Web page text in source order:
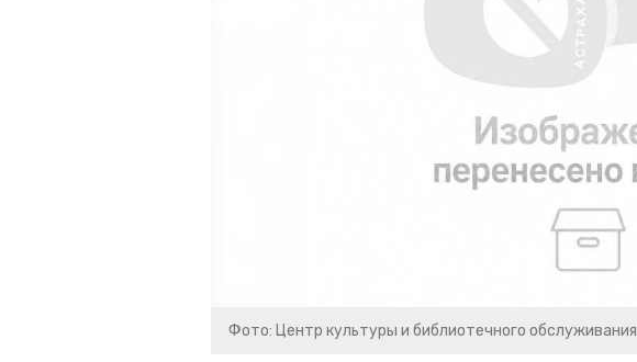
Фото: Центр культуры и библиотечного обслуживания